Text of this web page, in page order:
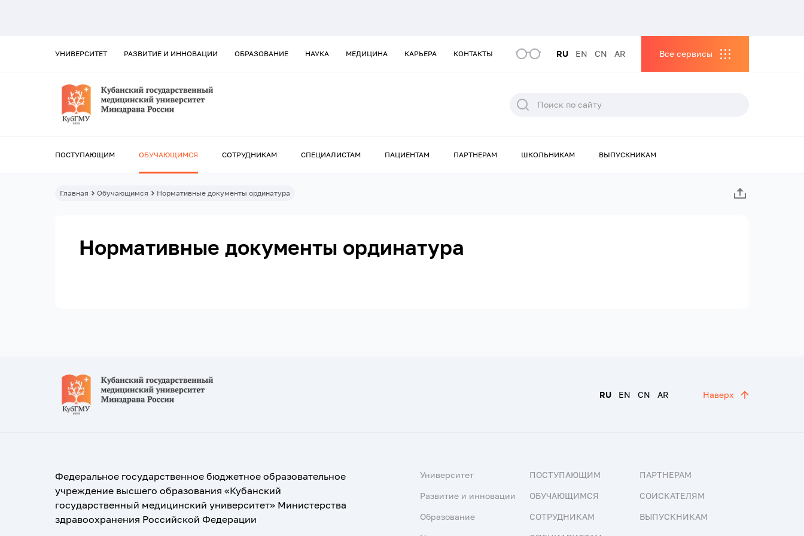
УНИВЕРСИТЕТ РАЗВИТИЕ И ИННОВАЦИИ ОБРАЗОВАНИЕ НАУКА МЕДИЦИНА КАРЬЕРА КОНТАКТЫ RU EN CN AR Все сервисы
ПОСТУПАЮЩИМ ОБУЧАЮЩИМСЯ СОТРУДНИКАМ СПЕЦИАЛИСТАМ ПАЦИЕНТАМ ПАРТНЕРАМ ШКОЛЬНИКАМ ВЫПУСКНИКАМ
Главная Обучающимся Нормативные документы ординатура
Нормативные документы ординатура
RU EN CN AR Наверх
Федеральное государственное бюджетное образовательное
учреждение высшего образования «Кубанский
государственный медицинский университет» Министерства
здравоохранения Российской Федерации
Университет
Развитие и инновации
Образование
ПОСТУПАЮЩИМ
ОБУЧАЮЩИМСЯ
СОТРУДНИКАМ
ПАРТНЕРАМ
СОИСКАТЕЛЯМ
ВЫПУСКНИКАМ